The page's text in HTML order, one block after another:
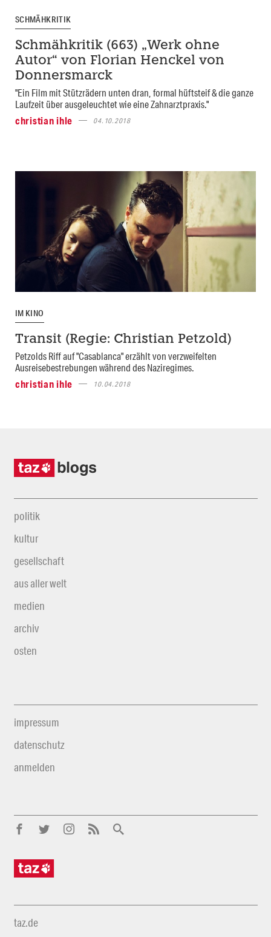
SCHMÄHKRITIK
Schmähkritik (663) „Werk ohne
Autor“ von Florian Henckel von
Donnersmarck
"Ein Film mit Stützrädern unten dran, formal hüftsteif & die ganze
Laufzeit über ausgeleuchtet wie eine Zahnarztpraxis."
christian ihle
04.10.2018
IM KINO
Transit (Regie: Christian Petzold)
Petzolds Riff auf "Casablanca" erzählt von verzweifelten
Ausreisebestrebungen während des Naziregimes.
christian ihle
10.04.2018
politik
kultur
gesellschaft
aus aller welt
medien
archiv
osten
impressum
datenschutz
anmelden
taz.de